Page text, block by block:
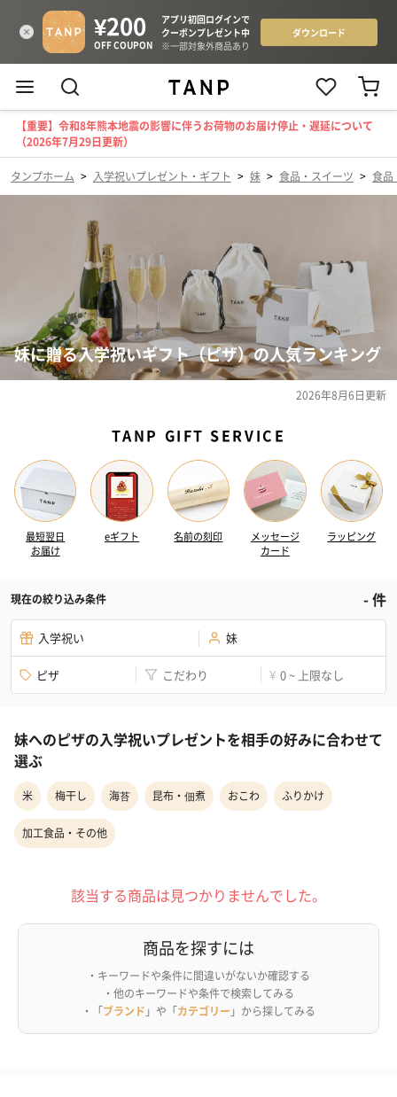
【重要】令和8年熊本地震の影響に伴うお荷物のお届け停止・遅延について
（2026年7月29日更新）
タンプホーム > 入学祝いプレゼント・ギフト > 妹 > 食品・スイーツ > 食品
妹に贈る入学祝いギフト（ピザ）の人気ランキング
2026年8月6日更新
TANP GIFT SERVICE
最短翌日
お届け
eギフト 名前の刻印
メッセージ
カード
ラッピング
現在の絞り込み条件 -件
入学祝い 妹
ピザ こだわり ¥ 0 ~ 上限なし
妹へのピザの入学祝いプレゼントを相手の好みに合わせて
選ぶ
米 梅干し 海苔 昆布・佃煮 おこわ ふりかけ
加工食品・その他
該当する商品は見つかりませんでした。
商品を探すには
・キーワードや条件に間違いがないか確認する
・他のキーワードや条件で検索してみる
・「ブランド 」や「カテゴリー 」から探してみる